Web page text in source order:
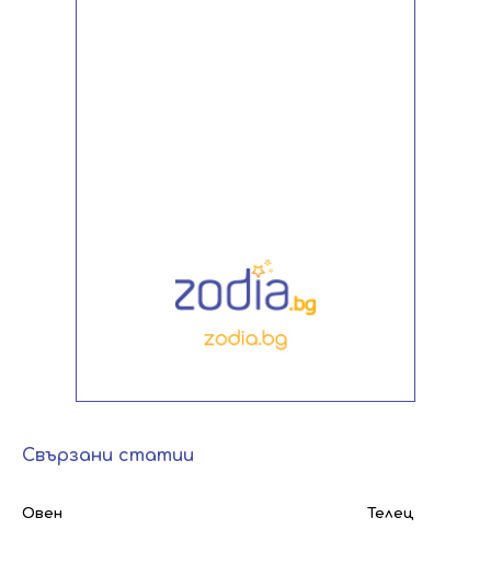
Свързани статии
Овен Телец